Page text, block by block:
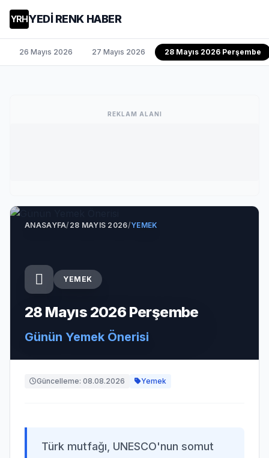
YRHYEDİ RENK HABER
26 Mayıs 2026 27 Mayıs 2026 28 Mayıs 2026 Perşembe
REKLAM ALANI
ANASAYFA/28 MAYIS 2026/YEMEK
YEMEK
28 Mayıs 2026 Perşembe
Günün Yemek Önerisi
Güncelleme: 08.08.2026 Yemek
Türk mutfağı, UNESCO'nun somut